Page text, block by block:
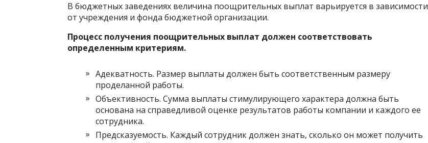
В бюджетных заведениях величина поощрительных выплат варьируется в зависимости
от учреждения и фонда бюджетной организации.
Процесс получения поощрительных выплат должен соответствовать
определенным критериям.
Адекватность. Размер выплаты должен быть соответственным размеру
проделанной работы.
Объективность. Сумма выплаты стимулирующего характера должна быть
основана на справедливой оценке результатов работы компании и каждого ее
сотрудника.
Предсказуемость. Каждый сотрудник должен знать, сколько он может получить